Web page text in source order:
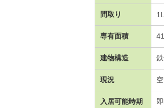
間取り
専有面積
建物構造
現況 空
入居可能時期